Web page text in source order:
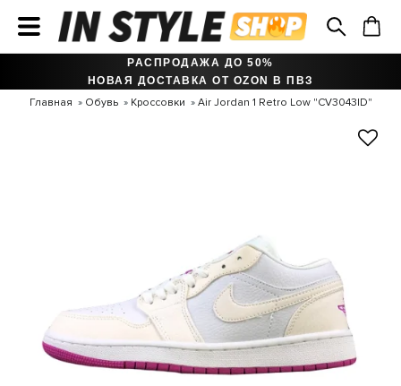
РАСПРОДАЖА ДО 50%
НОВАЯ ДОСТАВКА ОТ OZON В ПВЗ
Главная Обувь Кроссовки Air Jordan 1 Retro Low "CV3043ID"